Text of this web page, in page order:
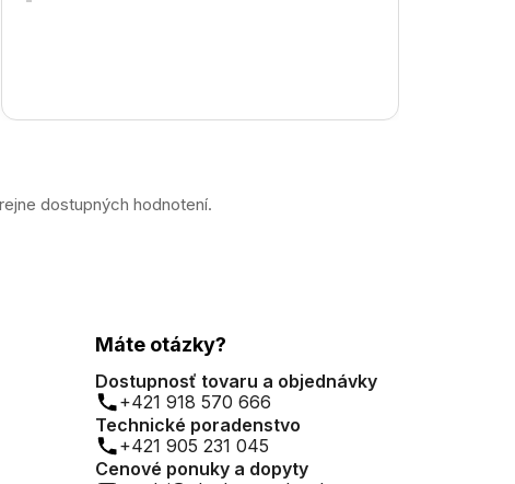
dostupných hodnotení.
Máte otázky?
Dostupnosť tovaru a objednávky
+421 918 570 666
Technické poradenstvo
+421 905 231 045
Cenové ponuky a dopyty